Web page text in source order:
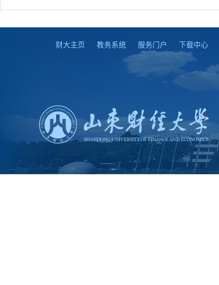
财大主页 教务系统 服务门户 下载中心